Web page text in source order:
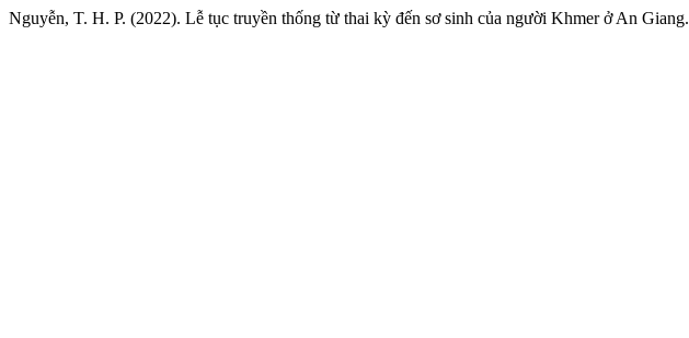
Nguyễn, T. H. P. (2022). Lễ tục truyền thống từ thai kỳ đến sơ sinh của người Khmer ở An Giang.